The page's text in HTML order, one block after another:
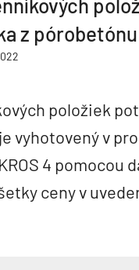
z pórobetónu
položiek
vyhotovený v
4 pomocou
ceny v